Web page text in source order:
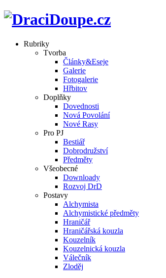
Rubriky
Tvorba
Články&Eseje
Galerie
Fotogalerie
Hřbitov
Doplňky
Dovednosti
Nová Povolání
Nové Rasy
Pro PJ
Bestiář
Dobrodružství
Předměty
Všeobecné
Downloady
Rozvoj DrD
Postavy
Alchymista
Alchymistické předměty
Hraničář
Hraničářská kouzla
Kouzelník
Kouzelnická kouzla
Válečník
Zloděj